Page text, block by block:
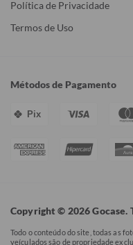
Política de Privacidade
Termos de Uso
Métodos de Pagamento
Pix
Copyright © 2026 Gocase.
Todo o conteúdo do site, todas as
veículados são de propriedade